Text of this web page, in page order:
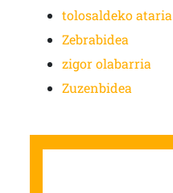
tolosaldeko ataria
Zebrabidea
zigor olabarria
Zuzenbidea